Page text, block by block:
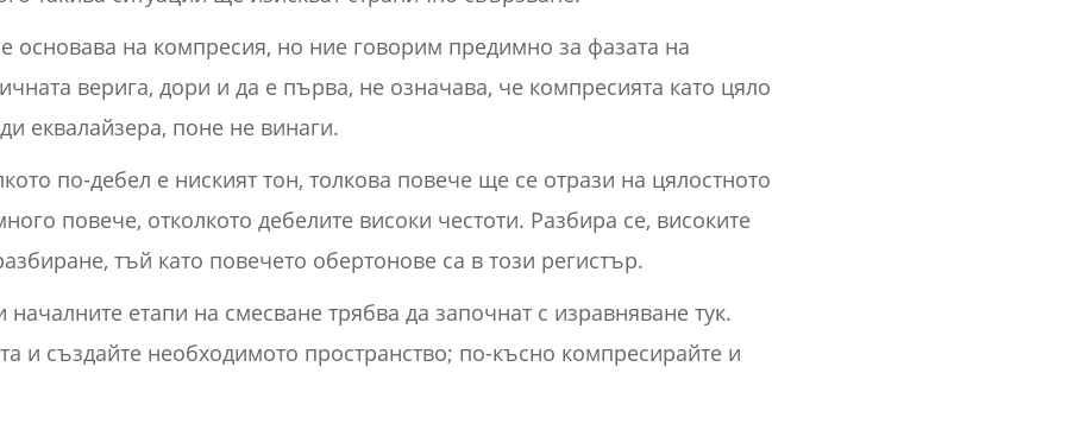
основава на компресия, но ние говорим предимно за фазата на
верига, дори и да е първа, не означава, че компресията като цяло
еквалайзера, поне не винаги.
по-дебел е ниският тон, толкова повече ще се отрази на цялостното
повече, отколкото дебелите високи честоти. Разбира се, високите
тъй като повечето обертонове са в този регистър.
етапи на смесване трябва да започнат с изравняване тук.
и създайте необходимото пространство; по-късно компресирайте и